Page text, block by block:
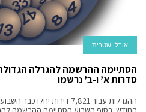
אורלי שטרית
סדרות א’ ו-ב’ נרשמו
ההגרלות עבור 7,821 דירות